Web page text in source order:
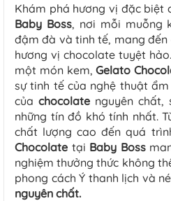
Khám phá hương vị đặc biệt
Baby Boss, nơi mỗi muỗng
đậm đà và tinh tế, mang
hương vị chocolate tuyệt
một món kem,Gelato
sự tinh tế của nghệ thuật
của chocolate nguyên chất,
những tín đồ khó tính nhất.
chất lượng cao đến quá
Chocolate tại Baby Boss
nghiệm thưởng thức không
phong cách Ý thanh lịch và
nguyên chất.